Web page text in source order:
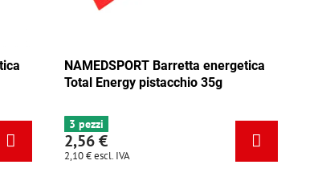
NAMEDSPORT Barretta energetica
Total Energy mix Caraibi 35g
6+ pezzi
2,56 €
escl. IVA
3 pezzi
2,56 €